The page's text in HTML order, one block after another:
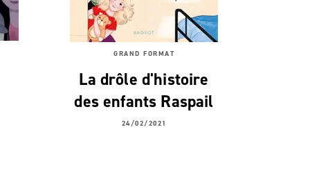
GRAND FORMAT
La drôle d'histoire
des enfants Raspail
24/02/2021